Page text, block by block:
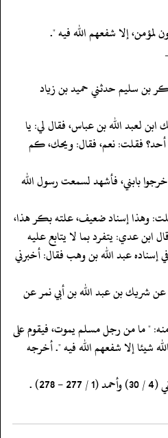
إلا شفعهم الله فيه ".
(1 / 453) عن بكر بن سليم حدثني حميد بن زياد
لعبد الله بن عباس، فقال لي: يا
فقلت: نعم، فقال: ويحك، كم
بابني، فأشهد لسمعت رسول الله
وهذا إسناد ضعيف، علته بكر هذا،
ابن عدي: يتفرد بما لا يتابع عليه
عبد الله بن وهب فقال: أخبرني
شريك بن عبد الله بن أبي نمر عن
" ما من رجل مسلم يموت، فيقوم على
شيئا إلا شفعهم الله فيه ". أخرجه